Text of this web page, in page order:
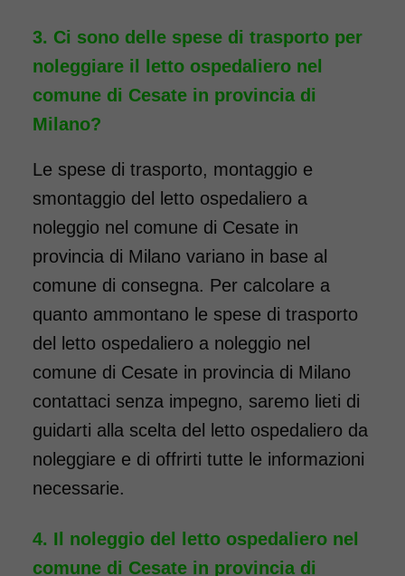
Ci sono delle spese di trasporto per
noleggiare il letto ospedaliero nel
comune di Cesate in provincia di
Milano?
Le spese di trasporto, montaggio e
smontaggio del letto ospedaliero a
noleggio nel comune di Cesate in
provincia di Milano variano in base al
comune di consegna. Per calcolare a
quanto ammontano le spese di trasporto
del letto ospedaliero a noleggio nel
comune di Cesate in provincia di Milano
contattaci senza impegno, saremo lieti di
guidarti alla scelta del letto ospedaliero da
noleggiare e di offrirti tutte le informazioni
necessarie.
Il noleggio del letto ospedaliero nel
comune di Cesate in provincia di